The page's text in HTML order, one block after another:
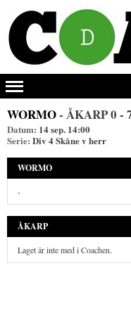
WORMO- ÅKARP0 -
Datum: 14 sep. 14:00
Serie: Div 4 Skåne v herr
WORMO
-
ÅKARP
Laget är inte med i Coachen.